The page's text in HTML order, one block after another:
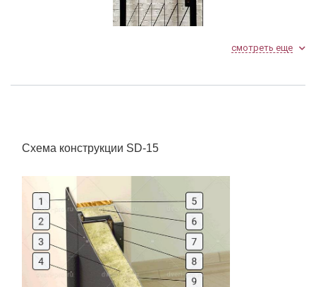
Внешняя сторона
тамбурной двери
Внутренняя сторона
тамбурной двери
Электромеханический
замок
смотреть еще
Схема конструкции SD-15